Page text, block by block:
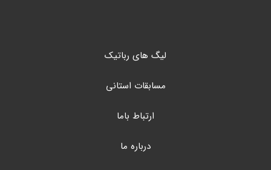
لیگ های رباتیک
مسابقات استانی
ارتباط باما
درباره ما